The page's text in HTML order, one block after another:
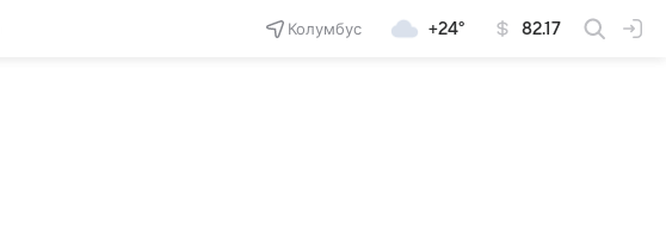
Колумбус +24° 82.17